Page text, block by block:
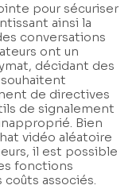
pour sécuriser
ainsi la
conversations
ont un
décidant des
de directives
de signalement
Bien
vidéo aléatoire
il est possible
fonctions
associés.